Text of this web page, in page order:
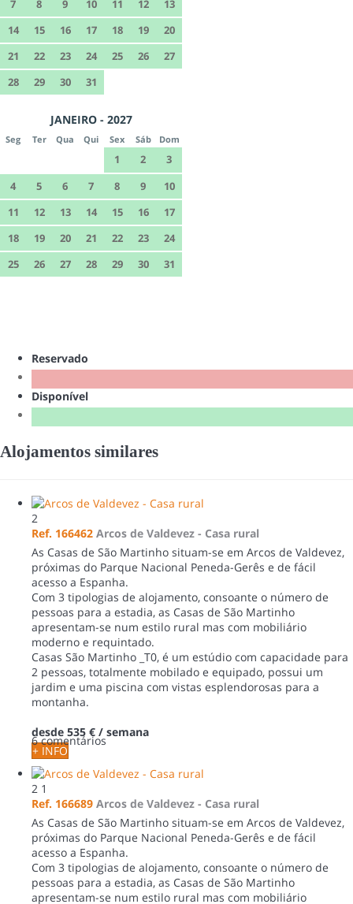
7
8 9 10 11 12
13
14
15 16 17 18 19
20
21
22 23 24 25 26
27
28
29 30 31
JANEIRO - 2027
Seg Ter Qua Qui Sex Sáb Dom
1 2
3
4
5 6 7 8 9
10
11
12 13 14 15 16
17
18
19 20 21 22 23
24
25
26 27 28 29 30 31
Reservado
Disponível
Alojamentos similares
2
Ref. 166462 Arcos de Valdevez - Casa rural
As Casas de São Martinho situam-se em Arcos de Valdevez,
próximas do Parque Nacional Peneda-Gerês e de fácil
acesso a Espanha.
Com 3 tipologias de alojamento, consoante o número de
pessoas para a estadia, as Casas de São Martinho
apresentam-se num estilo rural mas com mobiliário
moderno e requintado.
Casas São Martinho _T0, é um estúdio com capacidade para
2 pessoas, totalmente mobilado e equipado, possui um
jardim e uma piscina com vistas esplendorosas para a
montanha.
6 comentários
desde 535 € / semana
+ INFO
2 1
Ref. 166689 Arcos de Valdevez - Casa rural
As Casas de São Martinho situam-se em Arcos de Valdevez,
próximas do Parque Nacional Peneda-Gerês e de fácil
acesso a Espanha.
Com 3 tipologias de alojamento, consoante o número de
pessoas para a estadia, as Casas de São Martinho
apresentam-se num estilo rural mas com mobiliário